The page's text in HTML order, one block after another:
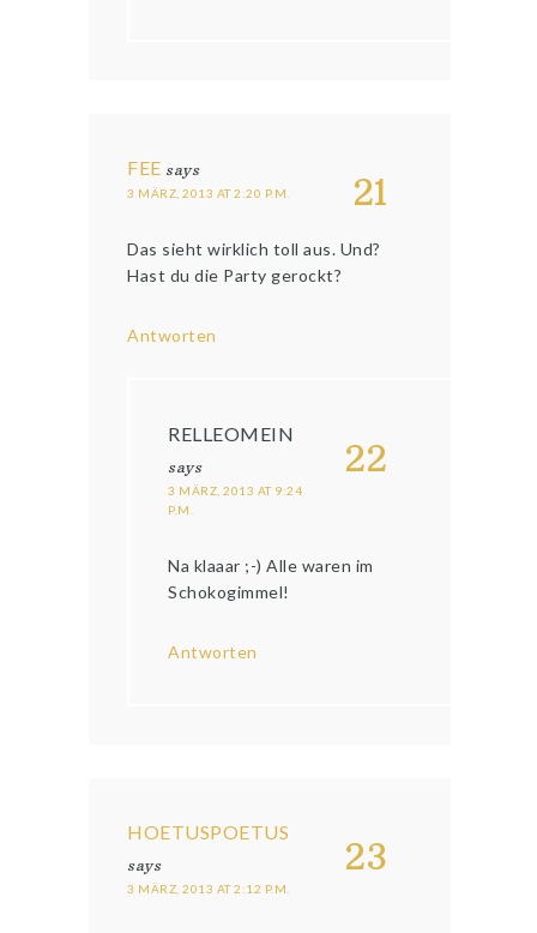
21
FEE says
3 MÄRZ, 2013 AT 2:20 P.M.
Das sieht wirklich toll aus. Und?
Hast du die Party gerockt?
Antworten
22
RELLEOMEIN
says
3 MÄRZ, 2013 AT 9:24
P.M.
Na klaaar ;-) Alle waren im
Schokogimmel!
Antworten
23
HOETUSPOETUS
says
3 MÄRZ, 2013 AT 2:12 P.M.